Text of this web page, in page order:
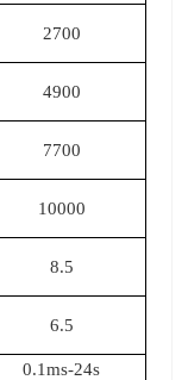
2700
4900
7700
10000
8.5
6.5
0.1ms-24s